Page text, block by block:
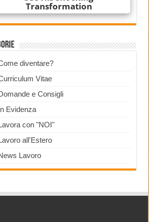
diventare?
Vitae
e Consigli
Evidenza
con "NOI"
all'Estero
Lavoro